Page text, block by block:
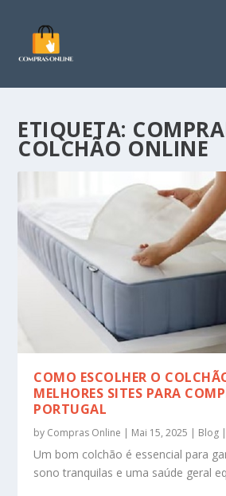
ETIQUETA:
COLCHÃO ONLINE
COMO ESCOLHER O
MELHORES SITES PARA
PORTUGAL
by Compras Online | Mai 15, 2025 | Blog |
Um bom colchão é essencial para
sono tranquilas e uma saúde geral